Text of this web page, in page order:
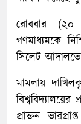
রোববার (২০
গণমাধ্যমকে
সিলেট
মামলায়
প্রাক্তন